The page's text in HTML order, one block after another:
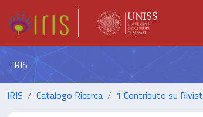
IRIS
IRIS Catalogo Ricerca 1 Contributo su